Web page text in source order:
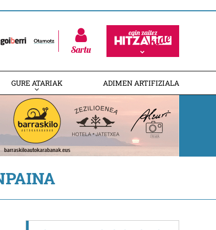
Sartu
GURE ATARIAK ADIMEN ARTIFIZIALA